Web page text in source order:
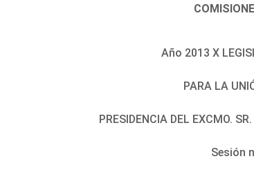
Año 2013 X
PARA LA
PRESIDENCIA DEL EXCMO.
Sesión